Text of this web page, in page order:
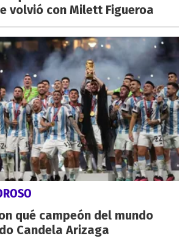
volvió con Milett Figueroa
qué campeón del mundo
Candela Arizaga